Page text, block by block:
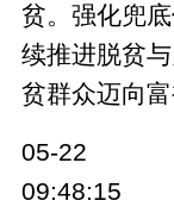
贫。强化兜
续推进脱贫
贫群众迈向
05-22
09:48:15